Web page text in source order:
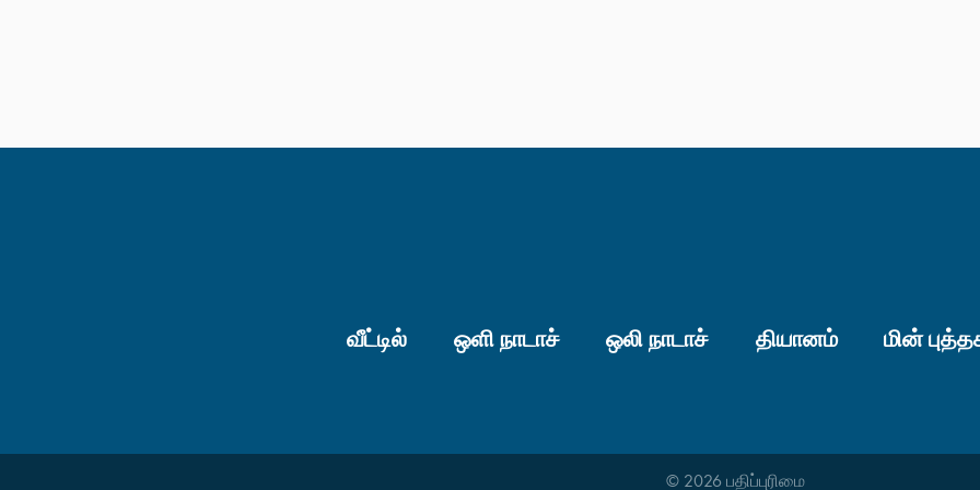
வீட்டில் ஒளி நாடாச் ஒலி நாடாச் தியானம் மின்
© 2026 பதிப்புரிமை